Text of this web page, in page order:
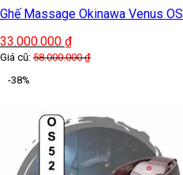
Ghế Massage Okinawa Venus
33.000.000 ₫
Giá cũ: 58.000.000₫
-38%